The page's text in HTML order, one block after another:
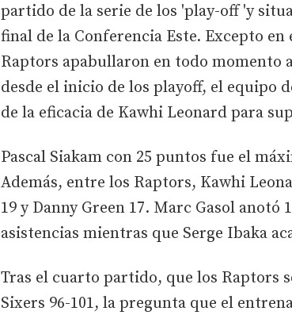
partido de la serie de los 'play-off 'y
final de la Conferencia Este. Excepto
Raptors apabullaron en todo momento
desde el inicio de los playoff, el equipo
de la eficacia de Kawhi Leonard para
Pascal Siakam con 25 puntos fue el
Además, entre los Raptors, Kawhi
19 y Danny Green 17. Marc Gasol
asistencias mientras que Serge Ibaka
Tras el cuarto partido, que los Raptors
Sixers 96-101, la pregunta que el